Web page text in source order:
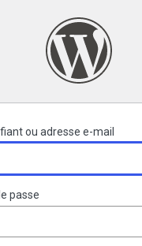
ou adresse e-mail
passe